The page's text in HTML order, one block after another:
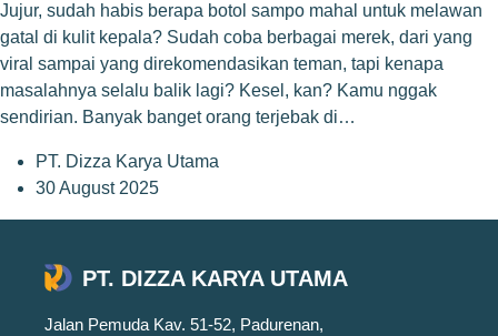
Jujur, sudah habis berapa botol sampo mahal untuk melawan
gatal di kulit kepala? Sudah coba berbagai merek, dari yang
viral sampai yang direkomendasikan teman, tapi kenapa
masalahnya selalu balik lagi? Kesel, kan? Kamu nggak
sendirian. Banyak banget orang terjebak di…
PT. Dizza Karya Utama
30 August 2025
PT. DIZZA KARYA UTAMA
Jalan Pemuda Kav. 51-52, Padurenan,